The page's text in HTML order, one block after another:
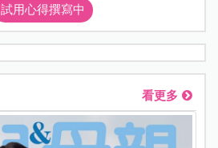
試用心得撰寫中
看更多